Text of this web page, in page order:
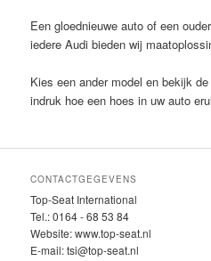
Een gloednieuwe auto of een
iedere Audi bieden wij
Kies een ander model en bekijk
indruk hoe een hoes in uw auto
CONTACTGEGEVENS
Top-Seat International
Tel.: 0164 - 68 53 84
Website: www.top-seat.nl
E-mail: tsi@top-seat.nl